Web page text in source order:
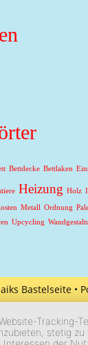
Bettdecke Bettlaken
Heizung Holz
Metall Ordnung
Upcycling
Bastelseite•
Tracking-
stetig zu